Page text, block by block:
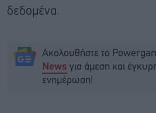
δεδομένα.
Ακολουθήστε το
News για άμεση και
ενημέρωση!